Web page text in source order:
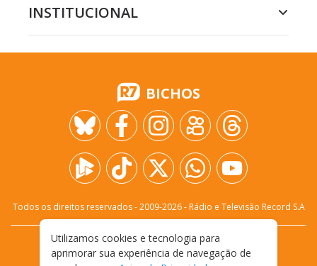
INSTITUCIONAL
BICHOS
Todos os direitos reservados - 2009-2026- Rádio e Televisão Record S.A
FALE CONOSCO
PRIVACIDADE
TERMOS E CONDIÇÕES DE USO
Utilizamos cookies e tecnologia para
aprimorar sua experiência de navegação de